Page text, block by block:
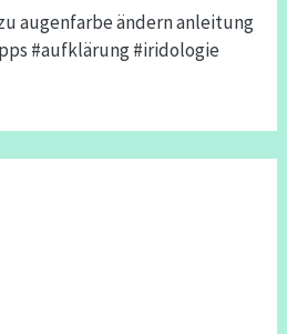
augenfarbe ändern anleitung
#aufklärung #iridologie